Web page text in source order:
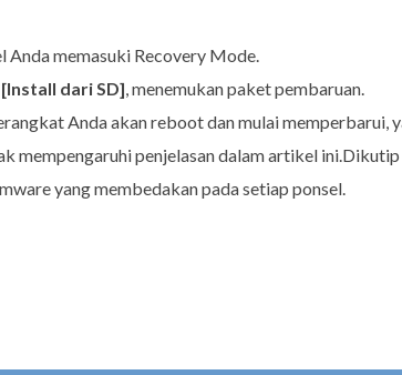
Anda memasuki Recovery Mode.
dari SD], menemukan paket pembaruan.
Anda akan reboot dan mulai memperbarui,
mempengaruhi penjelasan dalam artikel
yang membedakan pada setiap ponsel.